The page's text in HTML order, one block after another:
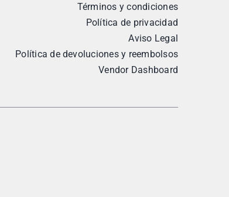
Términos y condiciones
Política de privacidad
Aviso Legal
Política de devoluciones y reembolsos
Vendor Dashboard